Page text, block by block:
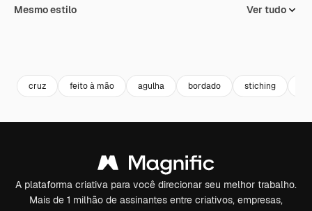
Mesmo estilo Ver tudo
cruz feito à mão agulha bordado stiching
A plataforma criativa para você direcionar seu melhor trabalho.
Mais de 1 milhão de assinantes entre criativos, empresas,